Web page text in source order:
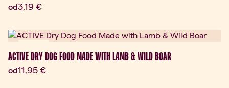
odAktuálna cena:
3,19 €
ACTIVE DRY DOG FOOD MADE WITH LAMB & WILD BOAR
odAktuálna cena:
11,95 €